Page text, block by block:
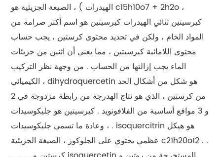
الهيدرات ) ، الصيغة الجزيئية هو c15h10o7 + 2h2o ،
كيرسيتين ثنائي الهيدرات كيرسيتين هو اسم أكثر صرامة من
المواد الخام ، ولكن في تحديد محتوى كرستين ، يجب حساب
محتوى اللامائية كيرسيتين ، مما يعني أن اثنين من جزيئات
الماء يجب إزالتها من الحساب . من وجهة نظر التركيب
الكيميائي ، dihydroquercetin هو شكل من أشكال الحد
من كرستين ، الذي هو نتاج الهدرجة من رابطة مزدوجة في 2
و 3 مواقع أساسية من الفلافونويد . كيرسيتين هو جليكوسيدات
، وعادة ما تسمى جليكوسيدات . isoquercitrin هو هيكل
عظمي يحتوي على الجلوكوز ، الصيغة الجزيئية c21h20o12 . .